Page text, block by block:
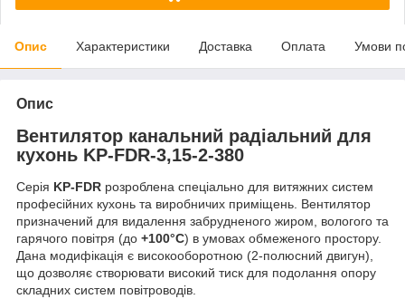
Опис Характеристики Доставка Оплата Умови
Опис
Вентилятор канальний радіальний для
кухонь KP-FDR-3,15-2-380
Серія KP-FDR розроблена спеціально для витяжних систем
професійних кухонь та виробничих приміщень. Вентилятор
призначений для видалення забрудненого жиром, вологого та
гарячого повітря (до +100°C) в умовах обмеженого простору.
Дана модифікація є високооборотною (2-полюсний двигун),
що дозволяє створювати високий тиск для подолання опору
складних систем повітроводів.